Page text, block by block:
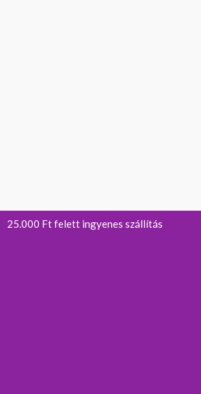
25.000 Ft felett ingyenes szállítás